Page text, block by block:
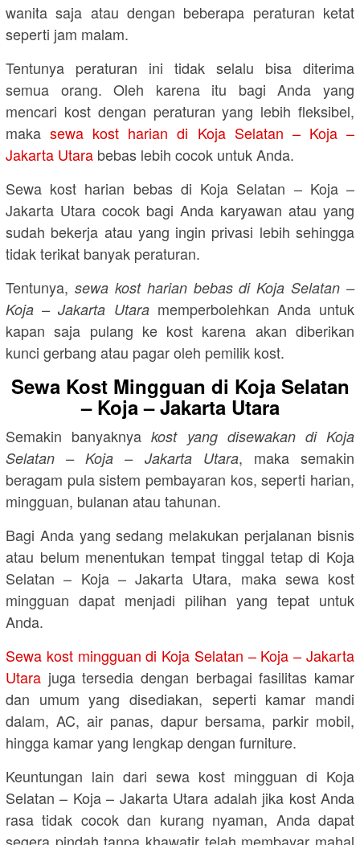
wanita saja atau dengan beberapa peraturan ketat
seperti jam malam.
Tentunya peraturan ini tidak selalu bisa diterima
semua orang. Oleh karena itu bagi Anda yang
mencari kost dengan peraturan yang lebih fleksibel,
makasewa kost harian di Koja Selatan – Koja –
Jakarta Utara bebas lebih cocok untuk Anda.
Sewa kost harian bebas di Koja Selatan – Koja –
Jakarta Utara cocok bagi Anda karyawan atau yang
sudah bekerja atau yang ingin privasi lebih sehingga
tidak terikat banyak peraturan.
Tentunya, sewa kost harian bebas di Koja Selatan –
Koja – Jakarta Utaramemperbolehkan Anda untuk
kapan saja pulang ke kost karena akan diberikan
kunci gerbang atau pagar oleh pemilik kost.
Sewa Kost Mingguan di Koja Selatan
– Koja – Jakarta Utara
Semakin banyaknyakost yang disewakan di Koja
Selatan – Koja – Jakarta Utara, maka semakin
beragam pula sistem pembayaran kos, seperti harian,
mingguan, bulanan atau tahunan.
Bagi Anda yang sedang melakukan perjalanan bisnis
atau belum menentukan tempat tinggal tetap di Koja
Selatan – Koja – Jakarta Utara, maka sewa kost
mingguan dapat menjadi pilihan yang tepat untuk
Anda.
Sewa kost mingguan di Koja Selatan – Koja – Jakarta
Utara juga tersedia dengan berbagai fasilitas kamar
dan umum yang disediakan, seperti kamar mandi
dalam, AC, air panas, dapur bersama, parkir mobil,
hingga kamar yang lengkap dengan furniture.
Keuntungan lain dari sewa kost mingguan di Koja
Selatan – Koja – Jakarta Utara adalah jika kost Anda
rasa tidak cocok dan kurang nyaman, Anda dapat